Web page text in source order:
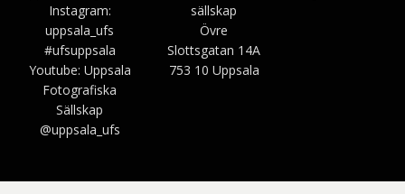
Instagram:
uppsala_ufs
#ufsuppsala
Youtube: Uppsala
Fotografiska
Sällskap
@uppsala_ufs
sällskap
Övre
Slottsgatan 14A
753 10 Uppsala